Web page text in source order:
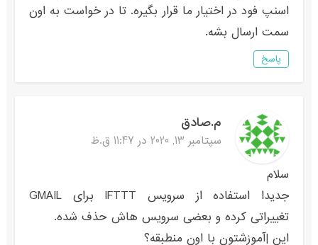
اسنپ فود در اختیار ما قرار بگیره. تا در خواست به اون
سمت ارسال بشه.
پاسخ
م.صادق
سپتامبر 13, 2020 در 11:47 ق.ظ
سلام
جدیدا استفاده از سرویس IFTTT برای GMAIL
تغییراتی کرده و بعضی سرویس هاش حذف شده.
این |آموزشتون با اون منطبقه؟